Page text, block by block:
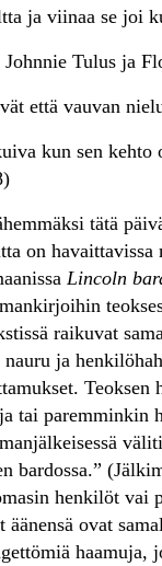
ja viinaa se joi
Tulus ja
että vauvan
kun sen kehto
tätä
on havaittavissa
Lincoln
raikuvat
ja
Teoksen
tai paremminkin
bardossa.”
henkilöt vai
äänensä ovat
haamuja,